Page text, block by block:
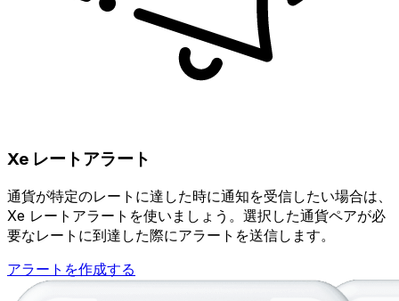
Xe レートアラート
通貨が特定のレートに達した時に通知を受信したい場合は、
Xe レートアラートを使いましょう。選択した通貨ペアが必
要なレートに到達した際にアラートを送信します。
アラートを作成する